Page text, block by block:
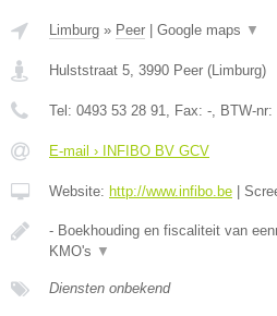
Limburg » Peer Google maps ▼
Hulststraat 5, 3990 Peer (Limburg)
Tel: 0493 53 28 91, Fax: -, BTW-nr:
E-mail › INFIBO BV GCV
Website: http://www.infibo.be
- Boekhouding en fiscaliteit van
KMO's ▼
Diensten onbekend